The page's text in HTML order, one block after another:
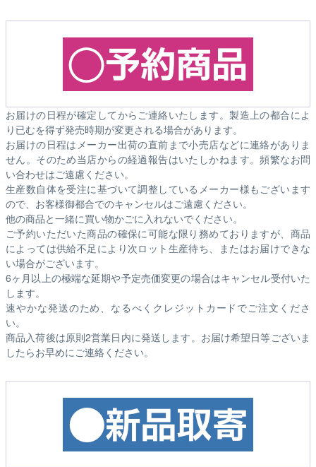
お届けの日程が確定してからご連絡いたします。製造上の都合によ
り已むを得ず発売時期が変更される場合があります。
お届けの日程はメーカー出荷の直前まで小売店などに連絡がありま
せん。そのため当店からの経過報告はいたしかねます。頻繁なお問
い合わせはご遠慮ください。
生産数自体を受注に基づいて調整しているメーカー様もございます
ので、お客様御都合でのキャンセルはご遠慮ください。
他の商品と一緒に買い物かごに入れないでください。
ご予約いただいた商品の確保に可能な限り務めておりますが、商品
によっては供給不足により次ロット生産待ち、またはお届けできな
い場合がございます。
6ヶ月以上の極端な延期や予定売価変更の場合はキャンセル受付いた
します。
速やかな発送のため、なるべくクレジットカードでご注文くださ
い。
商品入荷後は原則2営業日内に発送します。お届け希望日等ございま
したらお早めにご連絡ください。